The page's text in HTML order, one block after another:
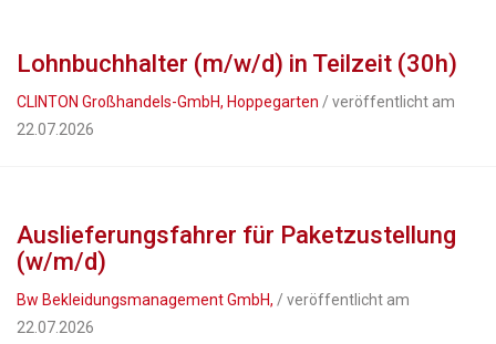
Lohnbuchhalter (m/w/d) in Teilzeit (30h)
CLINTON Großhandels-GmbH, Hoppegarten / veröffentlicht am
22.07.2026
Auslieferungsfahrer für Paketzustellung
(w/m/d)
Bw Bekleidungsmanagement GmbH, / veröffentlicht am
22.07.2026